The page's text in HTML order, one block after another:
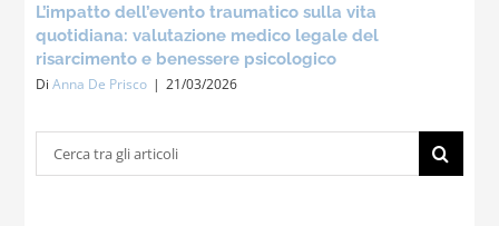
L’impatto dell’evento traumatico sulla vita
quotidiana: valutazione medico legale del
risarcimento e benessere psicologico
DiAnna De Prisco | 21/03/2026
Cerca
per: